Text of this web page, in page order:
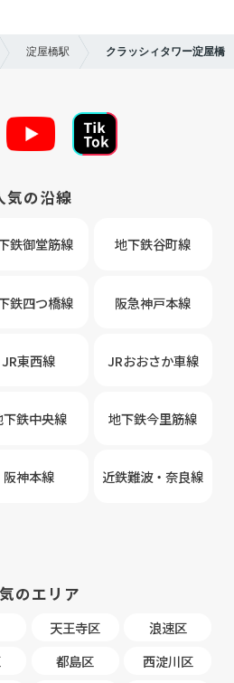
淀屋橋駅 クラッシィタワー淀屋橋
気の沿線
鉄御堂筋線 地下鉄谷町線
鉄四つ橋線 阪急神戸本線
JR東西線 JRおおさか車線
下鉄中央線 地下鉄今里筋線
阪神本線 近鉄難波・奈良線
のエリア
天王寺区
浪速区
都島区
西淀川区